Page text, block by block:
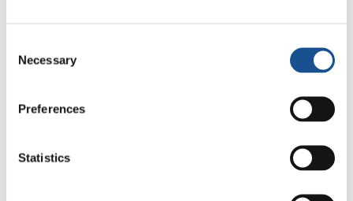
Selection
Necessary
Preferences
Statistics
instrumentalización de la fe y el arzobispo
Gregory calificó como “desconcertante y
religiosos”.